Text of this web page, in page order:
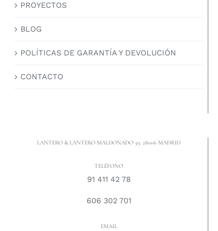
PROYECTOS
BLOG
POLÍTICAS DE GARANTÍA Y DEVOLUCIÓN
CONTACTO
LANTERO & LANTERO MALDONADO 39. 28006 MADRID
TELÉFONO
91 411 42 78
606 302 701
EMAIL